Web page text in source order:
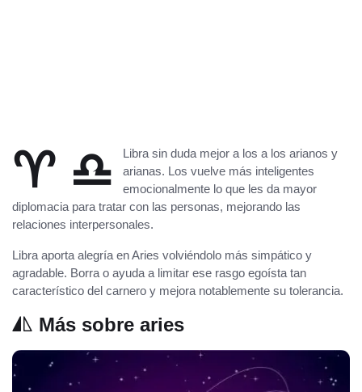
♈ ♎
Libra sin duda mejor a los a los arianos y
arianas. Los vuelve más inteligentes
emocionalmente lo que les da mayor
diplomacia para tratar con las personas, mejorando las
relaciones interpersonales.
Libra aporta alegría en Aries volviéndolo más simpático y
agradable. Borra o ayuda a limitar ese rasgo egoísta tan
característico del carnero y mejora notablemente su tolerancia.
Más sobre aries